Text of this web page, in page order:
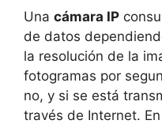
Una cámara IP
de datos
la resolución de la
fotogramas por
no, y si se está
través de Internet.